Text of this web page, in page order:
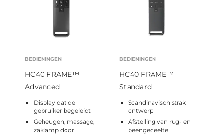
BEDIENINGEN
HC40 FRAME™
Advanced
Display dat de
gebruiker begeleidt
Geheugen, massage,
zaklamp door
BEDIENINGEN
HC40 FRAME™
Standard
Scandinavisch strak
ontwerp
Afstelling van rug- en
beengedeelte